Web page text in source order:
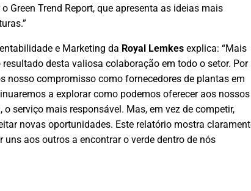
Green Trend Report, que apresenta as ideias mais
e Marketing da Royal Lemkes explica: “Mais
desta valiosa colaboração em todo o setor. Por
nosso compromisso como fornecedores de plantas em
a explorar como podemos oferecer aos nossos
serviço mais responsável. Mas, em vez de competir,
novas oportunidades. Este relatório mostra
aos outros a encontrar o verde dentro de nós